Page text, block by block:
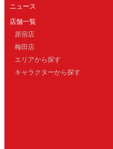
ニュース
店舗一覧
原宿店
梅田店
エリアから探す
キャラクターから探す